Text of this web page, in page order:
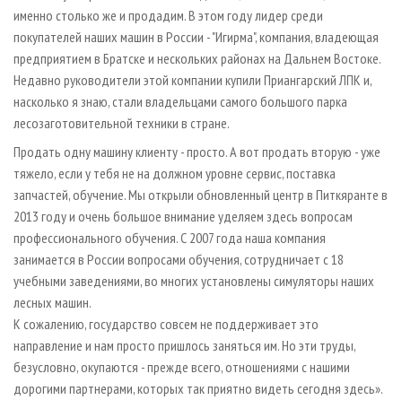
именно столько же и продадим. В этом году лидер среди
покупателей наших машин в России - "Игирма", компания, владеющая
предприятием в Братске и нескольких районах на Дальнем Востоке.
Недавно руководители этой компании купили Приангарский ЛПК и,
насколько я знаю, стали владельцами самого большого парка
лесозаготовительной техники в стране.
Продать одну машину клиенту - просто. А вот продать вторую - уже
тяжело, если у тебя не на должном уровне сервис, поставка
запчастей, обучение. Мы открыли обновленный центр в Питкяранте в
2013 году и очень большое внимание уделяем здесь вопросам
профессионального обучения. С 2007 года наша компания
занимается в России вопросами обучения, сотрудничает с 18
учебными заведениями, во многих установлены симуляторы наших
лесных машин.
К сожалению, государство совсем не поддерживает это
направление и нам просто пришлось заняться им. Но эти труды,
безусловно, окупаются - прежде всего, отношениями с нашими
дорогими партнерами, которых так приятно видеть сегодня здесь».